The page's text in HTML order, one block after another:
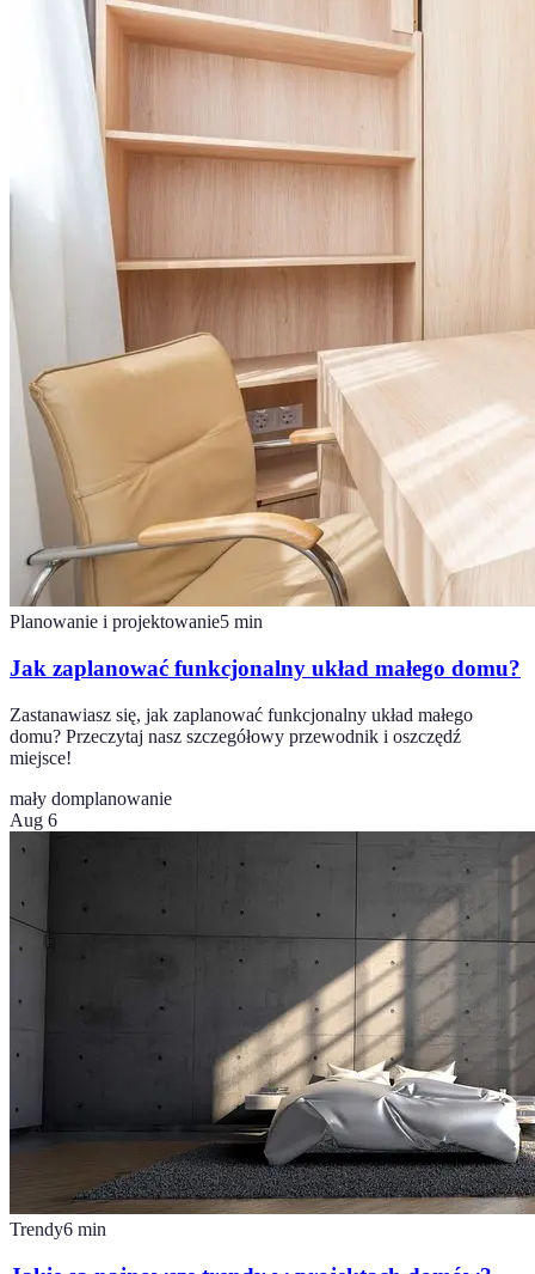
Planowanie i projektowanie5 min
Jak zaplanować funkcjonalny układ małego domu?
Zastanawiasz się, jak zaplanować funkcjonalny układ małego
domu? Przeczytaj nasz szczegółowy przewodnik i oszczędź
miejsce!
mały domplanowanie
Aug 6
Trendy6 min